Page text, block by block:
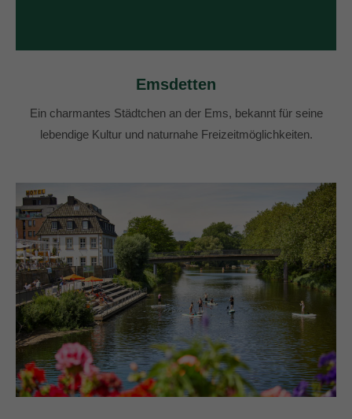
Emsdetten
Ein charmantes Städtchen an der Ems, bekannt für seine
lebendige Kultur und naturnahe Freizeitmöglichkeiten.